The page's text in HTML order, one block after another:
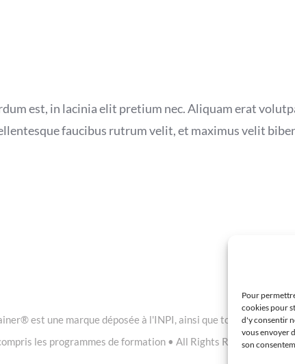
Pour
cookies pour
d'y consentir
vous envoyer
son
est, in lacinia elit pretium nec. Aliquam erat
faucibus rutrum velit, et maximus velit
est une marque déposée à l'INPI, ainsi que tous les
les programmes de formation • All Rights Reserved •